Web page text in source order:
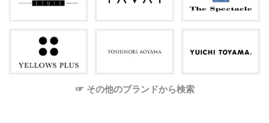
☞ その他のブランドから検索